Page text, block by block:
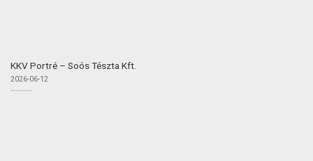
KKV Portré – Soós Tészta Kft.
2026-06-12